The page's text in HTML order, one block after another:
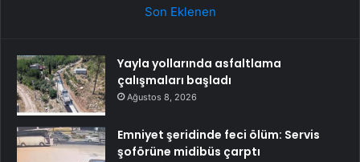
Son Eklenen
Yayla yollarında asfaltlama
çalışmaları başladı
Ağustos 8, 2026
Emniyet şeridinde feci ölüm: Servis
şoförüne midibüs çarptı